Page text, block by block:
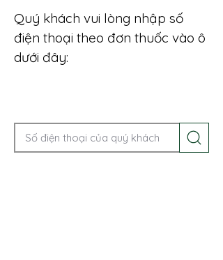
Quý khách vui lòng nhập số
điện thoại theo đơn thuốc vào ô
dưới đây: